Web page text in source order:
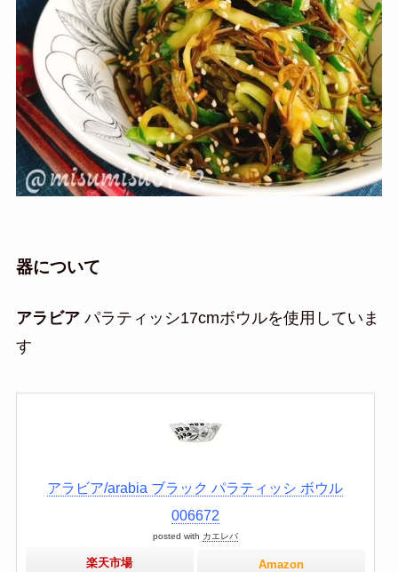
器について
アラビアパラティッシ17cmボウルを使用していま
す
アラビア/arabia ブラック パラティッシ ボウル
006672
posted with カエレバ
楽天市場 Amazon